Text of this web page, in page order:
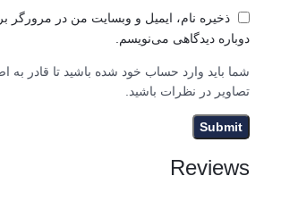
Reviews
ذخیره نام، ایمیل و وبسایت من در مرورگر
دوباره دیدگاهی می‌نویسم.
شما باید وارد حساب خود شده باشید تا قادر به
تصاویر در نظرات باشید.